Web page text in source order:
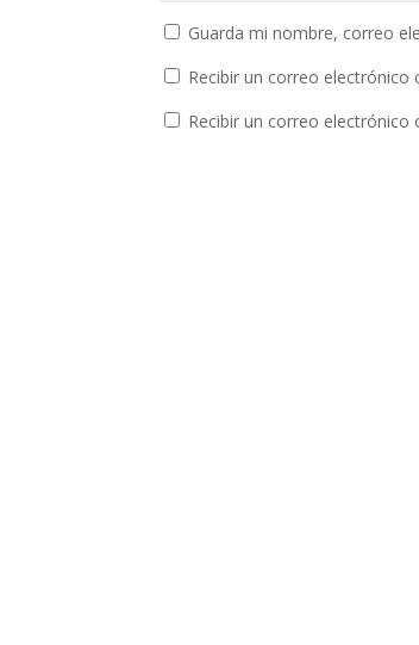
Guarda mi nombre, correo
Recibir un correo
Recibir un correo electrónico